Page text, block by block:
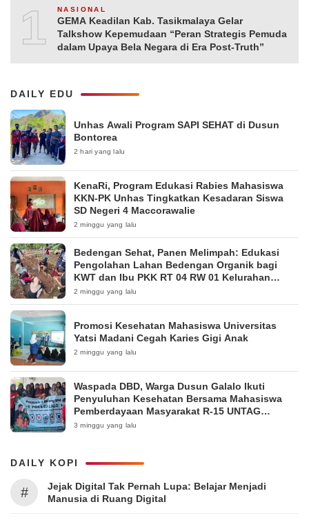
10NASIONAL
GEMA Keadilan Kab. Tasikmalaya Gelar
Talkshow Kepemudaan “Peran Strategis Pemuda
dalam Upaya Bela Negara di Era Post-Truth”
DAILY EDU
Unhas Awali Program SAPI SEHAT di Dusun
Bontorea
2 hari yang lalu
KenaRi, Program Edukasi Rabies Mahasiswa
KKN-PK Unhas Tingkatkan Kesadaran Siswa
SD Negeri 4 Maccorawalie
2 minggu yang lalu
Bedengan Sehat, Panen Melimpah: Edukasi
Pengolahan Lahan Bedengan Organik bagi
KWT dan Ibu PKK RT 04 RW 01 Kelurahan
Pakintelan
2 minggu yang lalu
Promosi Kesehatan Mahasiswa Universitas
Yatsi Madani Cegah Karies Gigi Anak
2 minggu yang lalu
Waspada DBD, Warga Dusun Galalo Ikuti
Penyuluhan Kesehatan Bersama Mahasiswa
Pemberdayaan Masyarakat R-15 UNTAG
Surabaya 2026
3 minggu yang lalu
DAILY KOPI
#
Jejak Digital Tak Pernah Lupa: Belajar Menjadi
Manusia di Ruang Digital